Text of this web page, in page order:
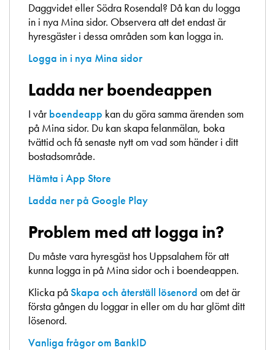
Daggvidet eller Södra Rosendal? Då kan du logga
in i nya Mina sidor. Observera att det endast är
hyresgäster i dessa områden som kan logga in.
Logga in i nya Mina sidor
Ladda ner boendeappen
I vårboendeapp kan du göra samma ärenden som
på Mina sidor. Du kan skapa felanmälan, boka
tvättid och få senaste nytt om vad som händer i ditt
bostadsområde.
Hämta i App Store
Ladda ner på Google Play
Problem med att logga in?
Du måste vara hyresgäst hos Uppsalahem för att
kunna logga in på Mina sidor och i boendeappen.
Klicka påSkapa och återställ lösenord om det är
första gången du loggar in eller om du har glömt ditt
lösenord.
Vanliga frågor om BankID